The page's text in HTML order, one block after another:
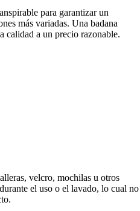
para garantizar un
más variadas. Una badana
calidad a un precio razonable.
velcro, mochilas u otros
el uso o el lavado, lo cual no